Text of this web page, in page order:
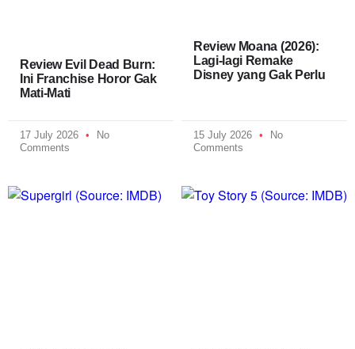
Review Evil Dead Burn:
Ini Franchise Horor Gak
Mati-Mati
17 July 2026
No
Comments
Review Moana (2026):
Lagi-lagi Remake
Disney yang Gak Perlu
15 July 2026
No
Comments